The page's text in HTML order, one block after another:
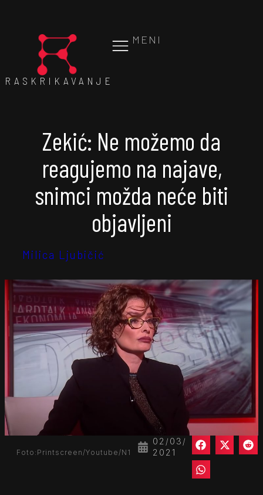
MENI
RASKRIKAVANJE
Zekić: Ne možemo da
reagujemo na najave,
snimci možda neće biti
objavljeni
Milica Ljubičić
02/03/
2021
Foto:Printscreen/Youtube/N1